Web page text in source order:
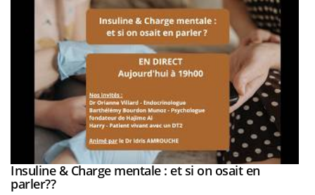
Youtube
Insuline & Charge mentale : et si on osait en
parler??Youtube